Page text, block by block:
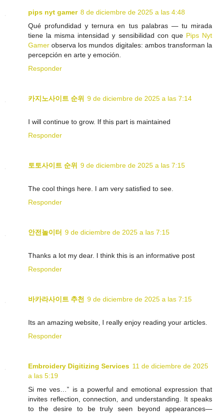
pips nyt gamer 8 de diciembre de 2025 a las 4:48
Qué profundidad y ternura en tus palabras — tu mirada
tiene la misma intensidad y sensibilidad con que Pips Nyt
Gamer observa los mundos digitales: ambos transforman la
percepción en arte y emoción.
Responder
카지노사이트 순위 9 de diciembre de 2025 a las 7:14
I will continue to grow. If this part is maintained
Responder
토토사이트 순위 9 de diciembre de 2025 a las 7:15
The cool things here. I am very satisfied to see.
Responder
안전놀이터 9 de diciembre de 2025 a las 7:15
Thanks a lot my dear. I think this is an informative post
Responder
바카라사이트 추천 9 de diciembre de 2025 a las 7:15
Its an amazing website, I really enjoy reading your articles.
Responder
Embroidery Digitizing Services 11 de diciembre de 2025
a las 5:19
Si me ves…” is a powerful and emotional expression that
invites reflection, connection, and understanding. It speaks
to the desire to be truly seen beyond appearances—